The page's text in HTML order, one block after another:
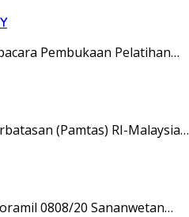
Pembukaan Pelatihan…
(Pamtas) RI-Malaysia…
0808/20 Sananwetan…